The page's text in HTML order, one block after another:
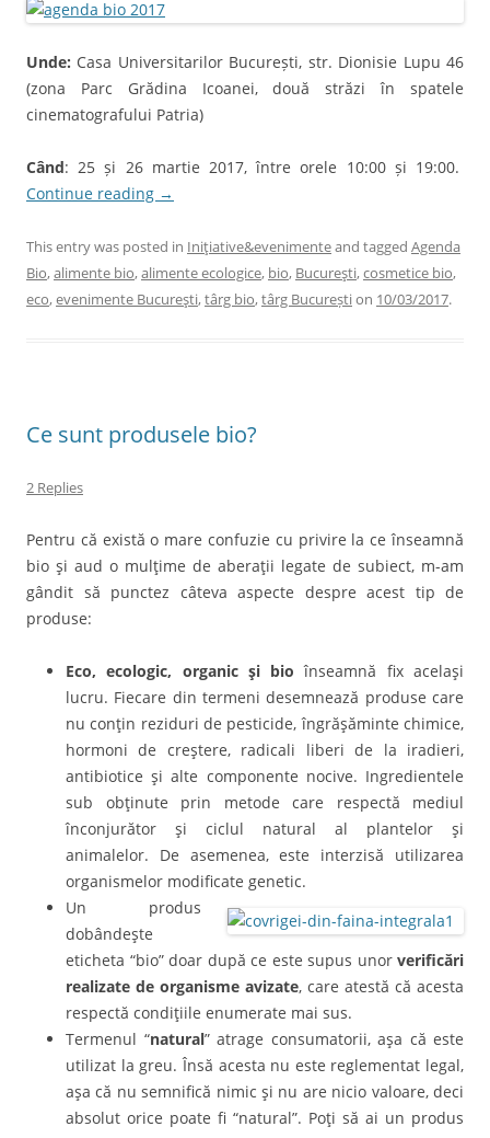
Unde: Casa Universitarilor București, str. Dionisie Lupu 46
(zona Parc Grădina Icoanei, două străzi în spatele
cinematografului Patria)
Când: 25 și 26 martie 2017, între orele 10:00 și 19:00.
Continue reading →
This entry was posted in Iniţiative&evenimenteand tagged Agenda
Bio,alimente bio,alimente ecologice, bio, Bucureşti,cosmetice bio,
eco,evenimente Bucureşti,târg bio,târg Bucureștion 10/03/2017.
Ce sunt produsele bio?
2 Replies
Pentru că există o mare confuzie cu privire la ce înseamnă
bio şi aud o mulţime de aberaţii legate de subiect, m-am
gândit să punctez câteva aspecte despre acest tip de
produse:
Eco, ecologic, organic şi bio înseamnă fix acelaşi
lucru. Fiecare din termeni desemnează produse care
nu conţin reziduri de pesticide, îngrăşăminte chimice,
hormoni de creştere, radicali liberi de la iradieri,
antibiotice şi alte componente nocive. Ingredientele
sub obţinute prin metode care respectă mediul
înconjurător şi ciclul natural al plantelor şi
animalelor. De asemenea, este interzisă utilizarea
organismelor modificate genetic.
Un produs
dobândeşte
eticheta “bio” doar după ce este supus unor verificări
realizate de organisme avizate, care atestă că acesta
respectă condiţiile enumerate mai sus.
Termenul “natural” atrage consumatorii, aşa că este
utilizat la greu. Însă acesta nu este reglementat legal,
aşa că nu semnifică nimic şi nu are nicio valoare, deci
absolut orice poate fi “natural”. Poţi să ai un produs